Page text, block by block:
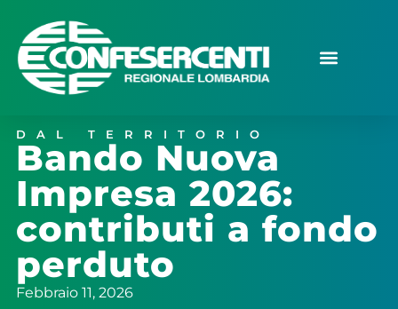
DAL TERRITORIO
Bando Nuova
Impresa 2026:
contributi a fondo
perduto
Febbraio 11, 2026